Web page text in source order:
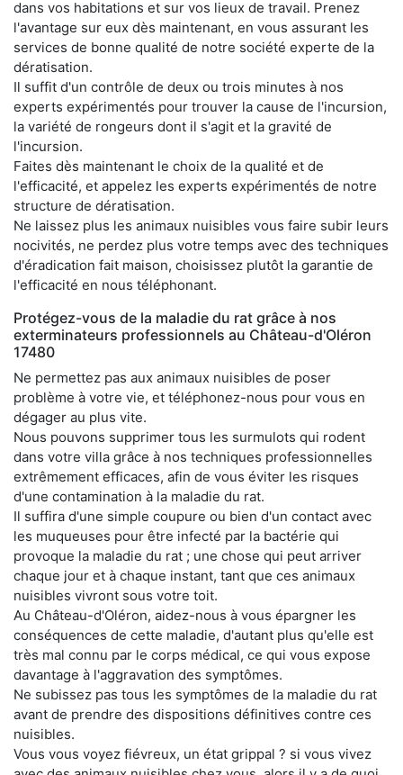
dans vos habitations et sur vos lieux de travail. Prenez
l'avantage sur eux dès maintenant, en vous assurant les
services de bonne qualité de notre société experte de la
dératisation.
Il suffit d'un contrôle de deux ou trois minutes à nos
experts expérimentés pour trouver la cause de l'incursion,
la variété de rongeurs dont il s'agit et la gravité de
l'incursion.
Faites dès maintenant le choix de la qualité et de
l'efficacité, et appelez les experts expérimentés de notre
structure de dératisation.
Ne laissez plus les animaux nuisibles vous faire subir leurs
nocivités, ne perdez plus votre temps avec des techniques
d'éradication fait maison, choisissez plutôt la garantie de
l'efficacité en nous téléphonant.
Protégez-vous de la maladie du rat grâce à nos
exterminateurs professionnels au Château-d'Oléron
17480
Ne permettez pas aux animaux nuisibles de poser
problème à votre vie, et téléphonez-nous pour vous en
dégager au plus vite.
Nous pouvons supprimer tous les surmulots qui rodent
dans votre villa grâce à nos techniques professionnelles
extrêmement efficaces, afin de vous éviter les risques
d'une contamination à la maladie du rat.
Il suffira d'une simple coupure ou bien d'un contact avec
les muqueuses pour être infecté par la bactérie qui
provoque la maladie du rat ; une chose qui peut arriver
chaque jour et à chaque instant, tant que ces animaux
nuisibles vivront sous votre toit.
Au Château-d'Oléron, aidez-nous à vous épargner les
conséquences de cette maladie, d'autant plus qu'elle est
très mal connu par le corps médical, ce qui vous expose
davantage à l'aggravation des symptômes.
Ne subissez pas tous les symptômes de la maladie du rat
avant de prendre des dispositions définitives contre ces
nuisibles.
Vous vous voyez fiévreux, un état grippal ? si vous vivez